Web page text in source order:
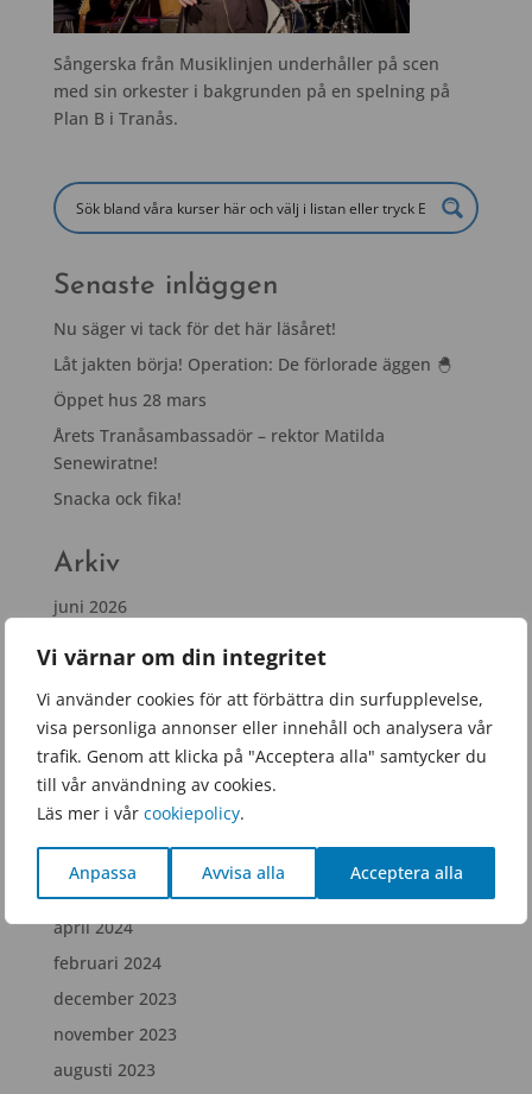
Vi värnar om din integritet
Vi använder cookies för att förbättra din surfupplevelse,
visa personliga annonser eller innehåll och analysera vår
trafik. Genom att klicka på "Acceptera alla" samtycker du
till vår användning av cookies.
Läs mer i vår cookiepolicy.
Anpassa Avvisa alla Acceptera alla
Sångerska från Musiklinjen underhåller på scen
med sin orkester i bakgrunden på en spelning på
Plan B i Tranås.
Senaste inläggen
Nu säger vi tack för det här läsåret!
Låt jakten börja! Operation: De förlorade äggen 🐣
Öppet hus 28 mars
Årets Tranåsambassadör – rektor Matilda
Senewiratne!
Snacka ock fika!
Arkiv
juni 2026
november 2025
september 2025
juni 2025
februari 2025
december 2024
juli 2024
april 2024
februari 2024
december 2023
november 2023
augusti 2023